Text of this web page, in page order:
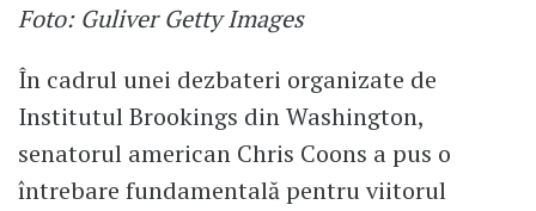
Foto: Guliver Getty Images
În cadrul unei dezbateri organizate de
Institutul Brookings din Washington,
senatorul american Chris Coons a pus o
întrebare fundamentală pentru viitorul